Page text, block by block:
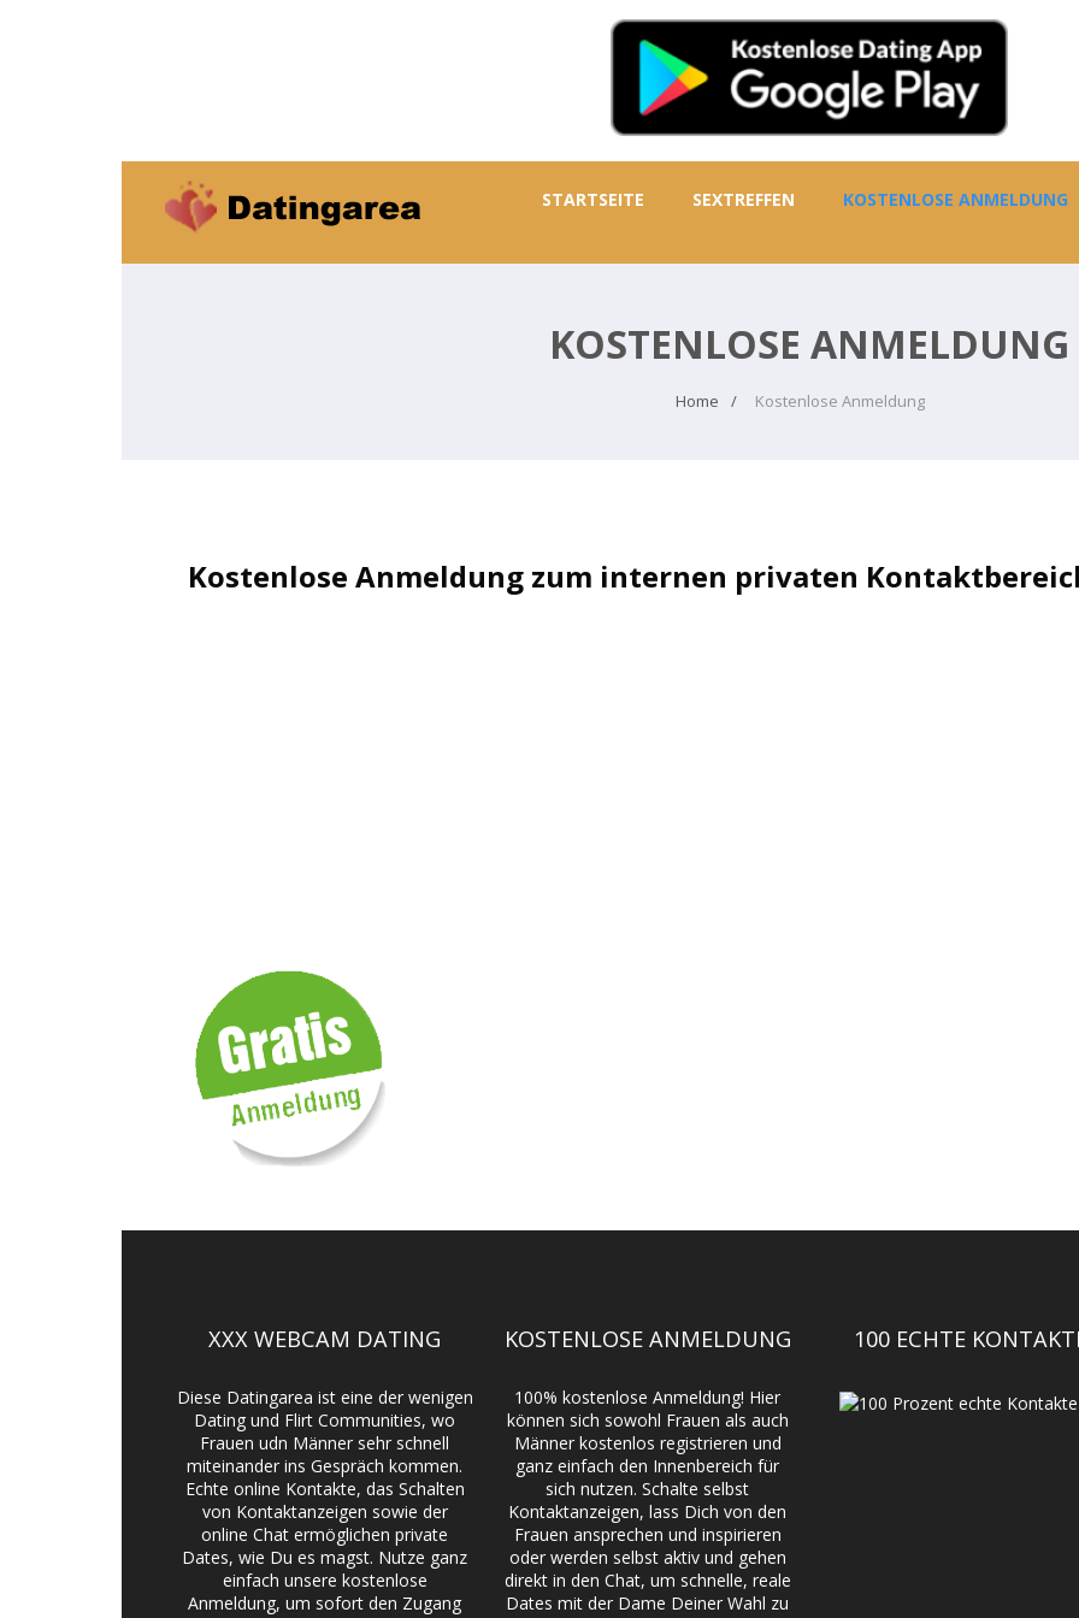
STARTSEITE SEXTREFFEN KOSTENLOSE ANMELDUNG
KOSTENLOSE ANMELDUNG
Home Kostenlose Anmeldung
Kostenlose Anmeldung zum internen privaten
XXX WEBCAM DATING
Diese Datingarea ist eine der wenigen
Dating und Flirt Communities, wo
Frauen udn Männer sehr schnell
miteinander ins Gespräch kommen.
Echte online Kontakte, das Schalten
von Kontaktanzeigen sowie der
online Chat ermöglichen private
Dates, wie Du es magst. Nutze ganz
einfach unsere kostenlose
Anmeldung, um sofort den Zugang
KOSTENLOSE ANMELDUNG
100% kostenlose Anmeldung! Hier
können sich sowohl Frauen als auch
Männer kostenlos registrieren und
ganz einfach den Innenbereich für
sich nutzen. Schalte selbst
Kontaktanzeigen, lass Dich von den
Frauen ansprechen und inspirieren
oder werden selbst aktiv und gehen
direkt in den Chat, um schnelle, reale
Dates mit der Dame Deiner Wahl zu
100 ECHTE